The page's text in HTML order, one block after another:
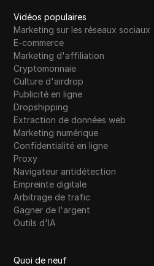
Vidéos populaires
Marketing sur les réseaux sociaux
E-commerce
Marketing d'affiliation
Cryptomonnaie
Culture d'airdrop
Publicité en ligne
Dropshipping
Extraction de données web
Marketing numérique
Confidentialité en ligne
Proxy
Navigateur antidétection
Empreinte digitale
Arbitrage de trafic
Gagner de l'argent
Outils d'IA
Quoi de neuf